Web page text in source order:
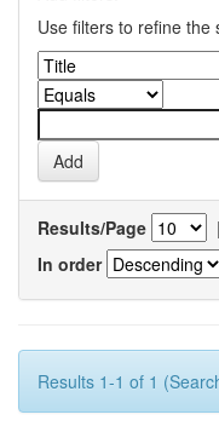
Use filters to refine the
Results/Page |
In order
Results 1-1 of 1